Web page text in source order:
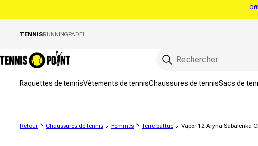
TENNISRUNNINGPADEL
Raquettes de tennisVêtements de tennisChaussures de tennisSacs de
Retour Chaussures de tennis Femmes Terre battue Vapor 12 Aryna Sabalenka